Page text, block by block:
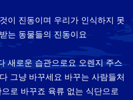
이 진동이며 우리가 인식하지 못
는 동물들의 진동이요
새로운 습관으로요 오렌지 주스
그냥 바꾸세요 바꾸는 사람들처
로 바꾸죠 육류 없는 식단으로